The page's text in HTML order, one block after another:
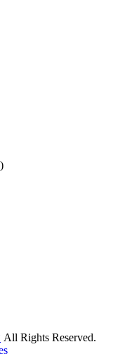
All Rights Reserved.